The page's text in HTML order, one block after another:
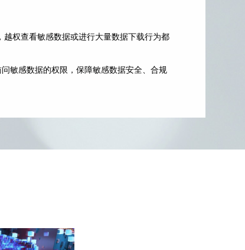
权查看敏感数据或进行大量数据下载行为都
敏感数据的权限，保障敏感数据安全、合规